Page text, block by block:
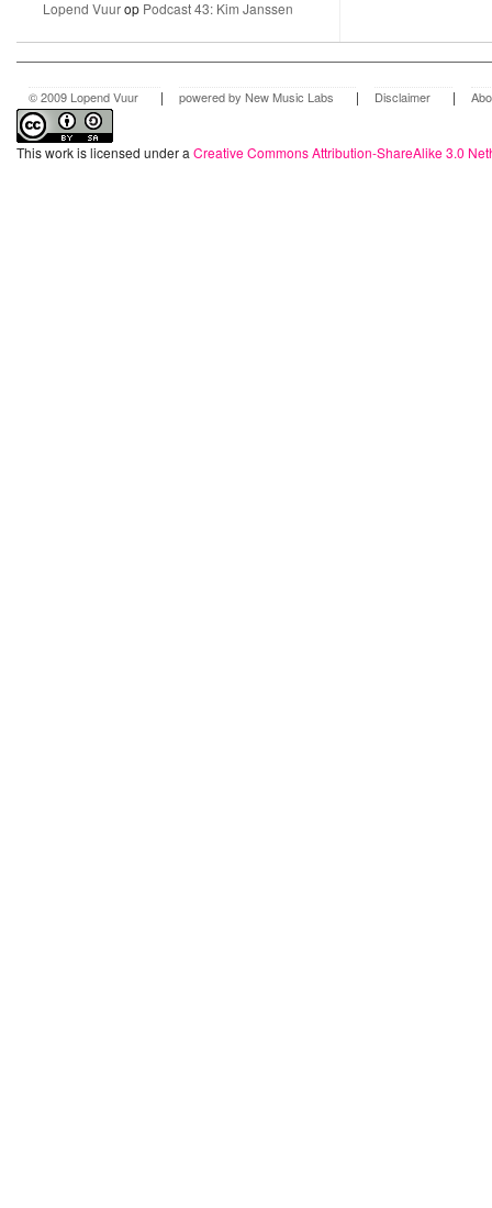
Lopend Vuurop Podcast 43: Kim Janssen
© 2009 Lopend Vuur | powered by New Music Labs | Disclaimer |
This work is licensed under a Creative Commons Attribution-ShareAlike 3.0